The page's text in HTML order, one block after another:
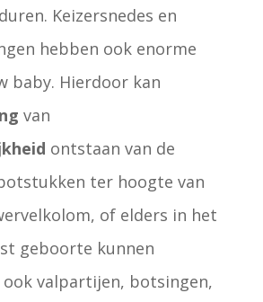
Keizersnedes en
hebben ook enorme
baby. Hierdoor kan
van
ontstaan van de
ter hoogte van
of elders in het
geboorte kunnen
valpartijen, botsingen,